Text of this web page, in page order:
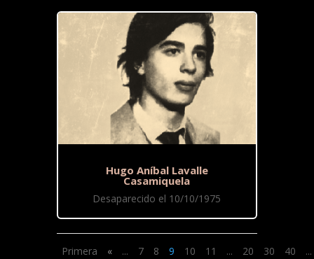
Hugo Aníbal Lavalle
Casamiquela
Desaparecido el 10/10/1975
Primera « ... 7 8 9 10 11 ... 20 30 40 ...